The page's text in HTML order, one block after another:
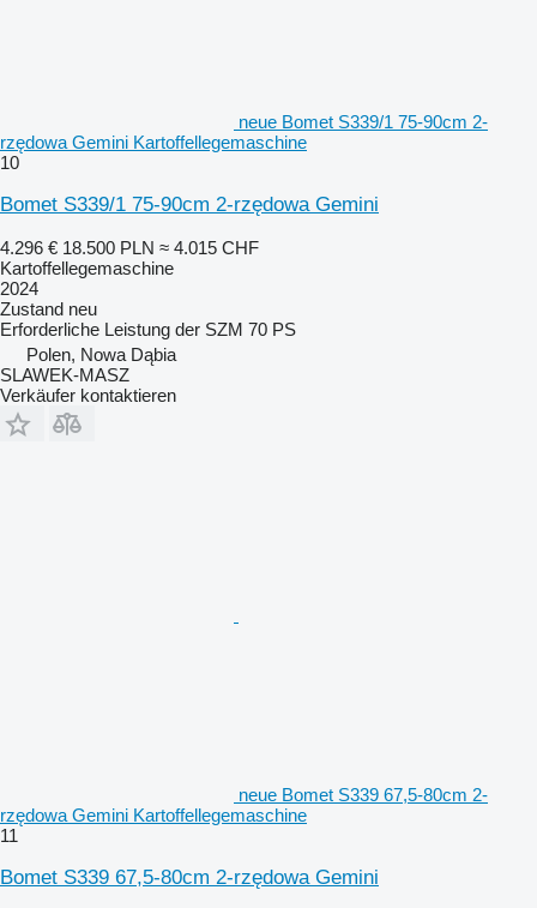
neue Bomet S339/1 75-90cm 2-
rzędowa Gemini Kartoffellegemaschine
10
Bomet S339/1 75-90cm 2-rzędowa Gemini
4.296 € 18.500 PLN ≈ 4.015 CHF
Kartoffellegemaschine
2024
Zustand neu
Erforderliche Leistung der SZM 70 PS
Polen, Nowa Dąbia
SLAWEK-MASZ
Verkäufer kontaktieren
neue Bomet S339 67,5-80cm 2-
rzędowa Gemini Kartoffellegemaschine
11
Bomet S339 67,5-80cm 2-rzędowa Gemini